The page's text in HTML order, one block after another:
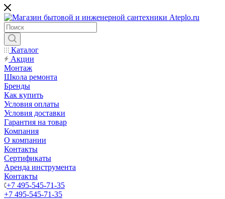
Каталог
Акции
Монтаж
Школа ремонта
Бренды
Как купить
Условия оплаты
Условия доставки
Гарантия на товар
Компания
О компании
Контакты
Сертификаты
Аренда инструмента
Контакты
+7 495-545-71-35
+7 495-545-71-35